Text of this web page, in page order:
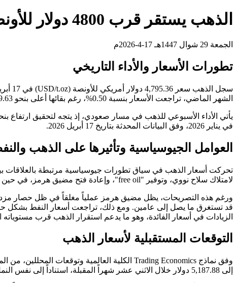
الذهب يستقر قرب 4800 دولار للأونصة مع تراجع مخاوف التضخم
الجمعة 29 شوال 1447هـ 17-4-2026م
تطورات الأسعار والأداء التاريخي
الشهر الماضي، تراجعت الأسعار بنسبة 0.50%، رغم بقائها أعلى بنحو 39.63% مقارنة بمستواها قبل عام.
في يناير 2026، وفق البيانات المحدثة بتاريخ 17 أبريل 2026.
العوامل الجيوسياسية وتأثيرها على الذهب
لامتلاك سلاح نووي، وتوفير "free oil"، وإعادة فتح مضيق هرمز، في حين لم تؤكد السلطات الإيرانية هذه التصريحات حتى الآن.
قد تستغرق ما يصل إلى عامين. ومع ذلك، تراجعت أسعار النفط بشكل
الزيادات في أسعار الفائدة، وهو ما يدعم استقرار الذهب قرب مستوياته
التوقعات المستقبلية لأسعار الذهب
إلى 5,187.88 دولار خلال الاثني عشر شهراً المقبلة، استناداً إلى نفس النماذج والتقديرات.